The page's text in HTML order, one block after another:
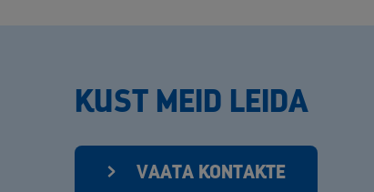
KUST MEID LEIDA
VAATA KONTAKTE